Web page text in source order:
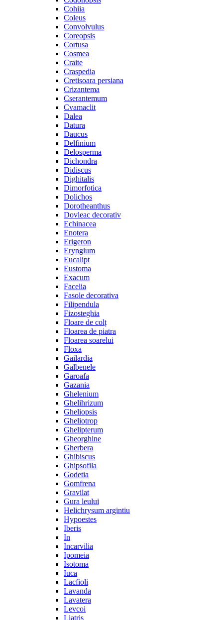
Cohiia
Coleus
Convolvulus
Coreopsis
Cortusa
Cosmea
Craite
Craspedia
Cretisoara persiana
Crizantema
Cserantemum
Cvamaclit
Dalea
Datura
Daucus
Delfinium
Delosperma
Dichondra
Didiscus
Dighitalis
Dimorfotica
Dolichos
Dorotheanthus
Dovleac decorativ
Echinacea
Enotera
Erigeron
Eryngium
Eucalipt
Eustoma
Exacum
Facelia
Fasole decorativa
Filipendula
Fizosteghia
Floare de colț
Floarea de piatra
Floarea soarelui
Floxa
Gailardia
Galbenele
Garoafa
Gazania
Ghelenium
Ghelihrizum
Gheliopsis
Gheliotrop
Ghelipterum
Gheorghine
Gherbera
Ghibiscus
Ghipsofila
Godetia
Gomfrena
Gravilat
Gura leului
Helichrysum argintiu
Hypoestes
Iberis
In
Incarvilia
Ipomeia
Isotoma
Iuca
Lacfioli
Lavanda
Lavatera
Levcoi
Liatris